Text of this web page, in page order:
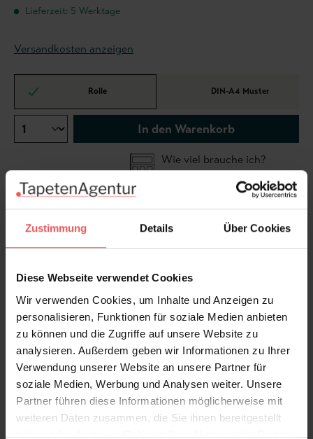
Zustimmung Details Über Cookies
Diese Webseite verwendet Cookies
Wir verwenden Cookies, um Inhalte und Anzeigen zu
personalisieren, Funktionen für soziale Medien anbieten
zu können und die Zugriffe auf unsere Website zu
analysieren. Außerdem geben wir Informationen zu Ihrer
Verwendung unserer Website an unsere Partner für
soziale Medien, Werbung und Analysen weiter. Unsere
Partner führen diese Informationen möglicherweise mit
weiteren Daten zusammen, die Sie ihnen bereitgestellt
haben oder die sie im Rahmen Ihrer Nutzung der Dienste
Lieferzeit: 5 Werktage
Versandkosten anzeigen
Rolle DIN-A4 Muster
In den Warenkorb
Wie viel brauche ich?
Das Wort "Ingot" stammt aus dem Englischen und
der durch Gießen und Formen hergestellt wird. Die
Metallwürfe in erdigen Tönen. l
Produktdetails
Versand & Zahlung
Bewertungen